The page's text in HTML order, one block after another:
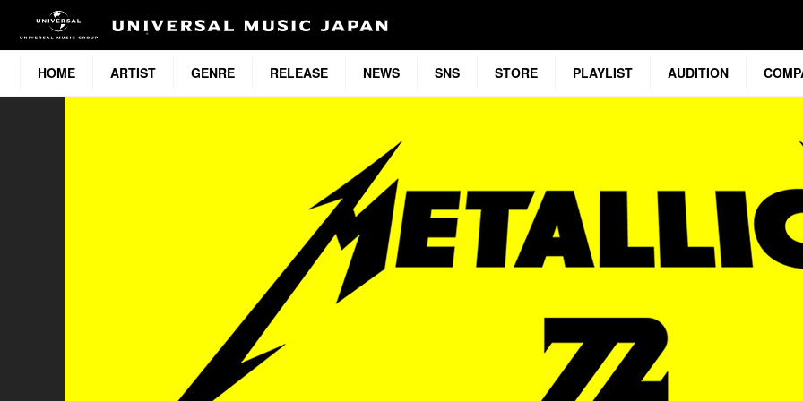
HOME ARTIST GENRE RELEASE NEWS SNS STORE PLAYLIST AUDITION